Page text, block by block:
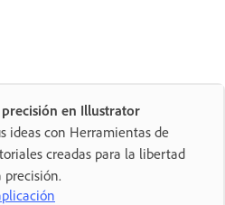
en Illustrator
ideas con Herramientas de
creadas para la libertad
precisión.